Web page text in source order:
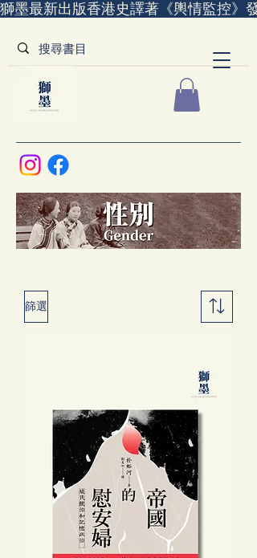
獅墨最新出版香港史譯著《輿情監控》
篩選